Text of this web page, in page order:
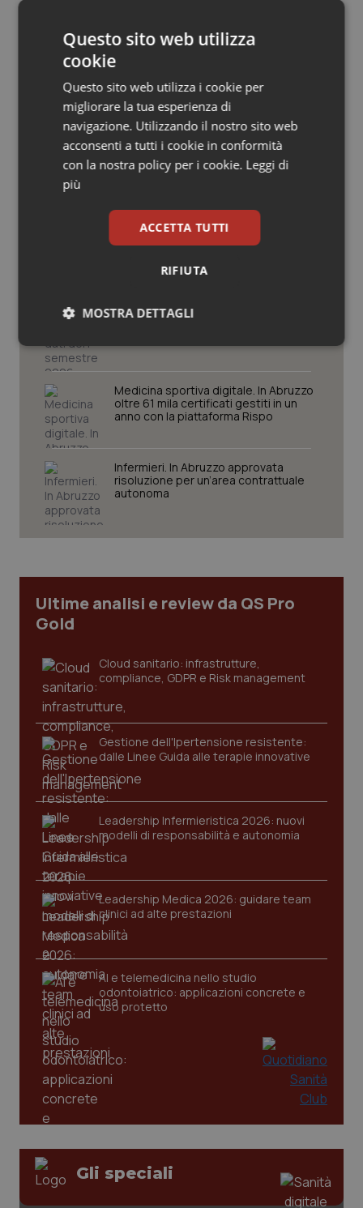
Sangue & coagulazione
Tiroide
Tumore al seno
Tumore ovarico
Tumori del Polmone & Testa Collo
Tumori gastrointestinali
Ulcera & Reflusso
Vaccini
18 Maggio 2026
Potrebbe interessarti in
Abruzzo
Prevenzione della meningite B tra gli
adolescenti: vaccinazione gratuita in
Le liste d’attesa e i dati del I
Medicina sportiva digitale. In Abruzzo
oltre 61 mila certificati gestiti in un
anno con la piattaforma Rispo
Infermieri. In Abruzzo approvata
risoluzione per un’area contrattuale
autonoma
Ultime analisi e review da QS Pro
Gold
Cloud sanitario: infrastrutture,
compliance, GDPR e Risk management
Gestione dell'Ipertensione resistente:
dalle Linee Guida alle terapie innovative
Leadership Infermieristica 2026: nuovi
modelli di responsabilità e autonomia
Leadership Medica 2026: guidare team
clinici ad alte prestazioni
AI e telemedicina nello studio
odontoiatrico: applicazioni concrete e
uso protetto
Gli speciali
Questo sito web utilizza
cookie
Questo sito web utilizza i cookie per
migliorare la tua esperienza di
navigazione. Utilizzando il nostro sito web
acconsenti a tutti i cookie in conformità
con la nostra policy per i cookie. Leggi di
più
ACCETTA TUTTI
RIFIUTA
MOSTRA DETTAGLI
Necessari Statistici Marketing
Necessari Statistici
I cookie necessari contribuiscono a rendere fruibile il
sito web abilitandone funzionalità di base quali la
navigazione sulle pagine e l'accesso alle aree
.youtube.com
CookieScriptConsent
tracking-sites-ironfish-
tracking-enable
www.quotidianosanita.it
tracking-sites-ironfish-
www.quotidianosanita.it